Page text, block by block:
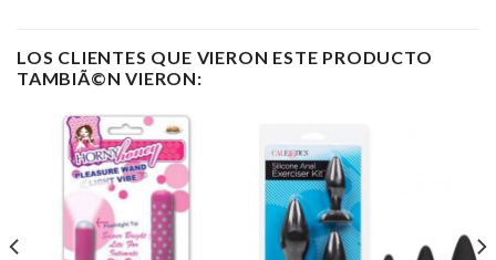
LOS CLIENTES QUE VIERON ESTE PRODUCTO
TAMBIÃ©N VIERON: